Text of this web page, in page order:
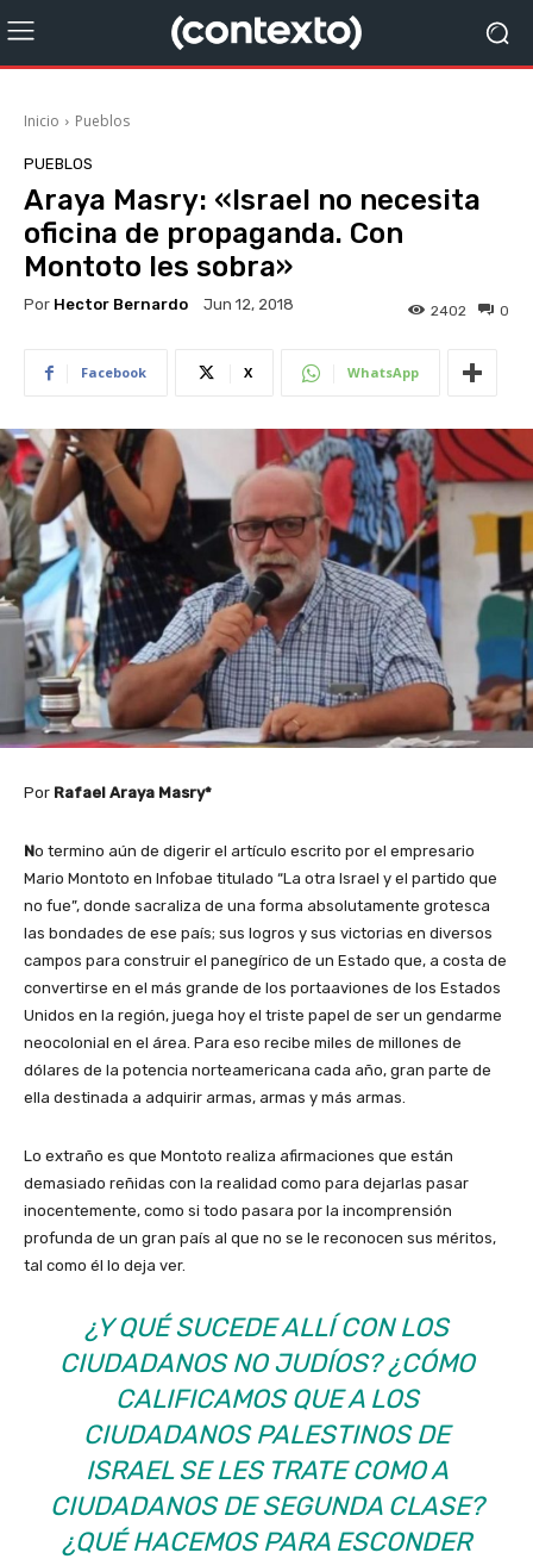
Inicio Pueblos
PUEBLOS
Araya Masry: «Israel no necesita
oficina de propaganda. Con
Montoto les sobra»
Por Hector Bernardo Jun 12, 2018 0
2402
Facebook X WhatsApp
Por Rafael Araya Masry*
No termino aún de digerir el artículo escrito por el empresario
Mario Montoto en Infobae titulado “La otra Israel y el partido que
no fue”, donde sacraliza de una forma absolutamente grotesca
las bondades de ese país; sus logros y sus victorias en diversos
campos para construir el panegírico de un Estado que, a costa de
convertirse en el más grande de los portaaviones de los Estados
Unidos en la región, juega hoy el triste papel de ser un gendarme
neocolonial en el área. Para eso recibe miles de millones de
dólares de la potencia norteamericana cada año, gran parte de
ella destinada a adquirir armas, armas y más armas.
Lo extraño es que Montoto realiza afirmaciones que están
demasiado reñidas con la realidad como para dejarlas pasar
inocentemente, como si todo pasara por la incomprensión
profunda de un gran país al que no se le reconocen sus méritos,
tal como él lo deja ver.
¿Y QUÉ SUCEDE ALLÍ CON LOS
CIUDADANOS NO JUDÍOS? ¿CÓMO
CALIFICAMOS QUE A LOS
CIUDADANOS PALESTINOS DE
ISRAEL SE LES TRATE COMO A
CIUDADANOS DE SEGUNDA CLASE?
¿QUÉ HACEMOS PARA ESCONDER